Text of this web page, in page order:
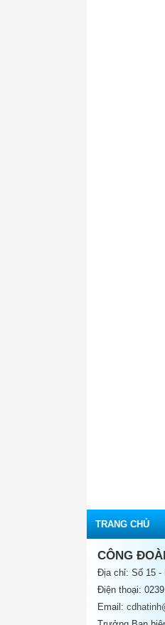
TRANG CHỦ
CÔNG
Địa chỉ: Số 15 -
Điện thoại:
Email: